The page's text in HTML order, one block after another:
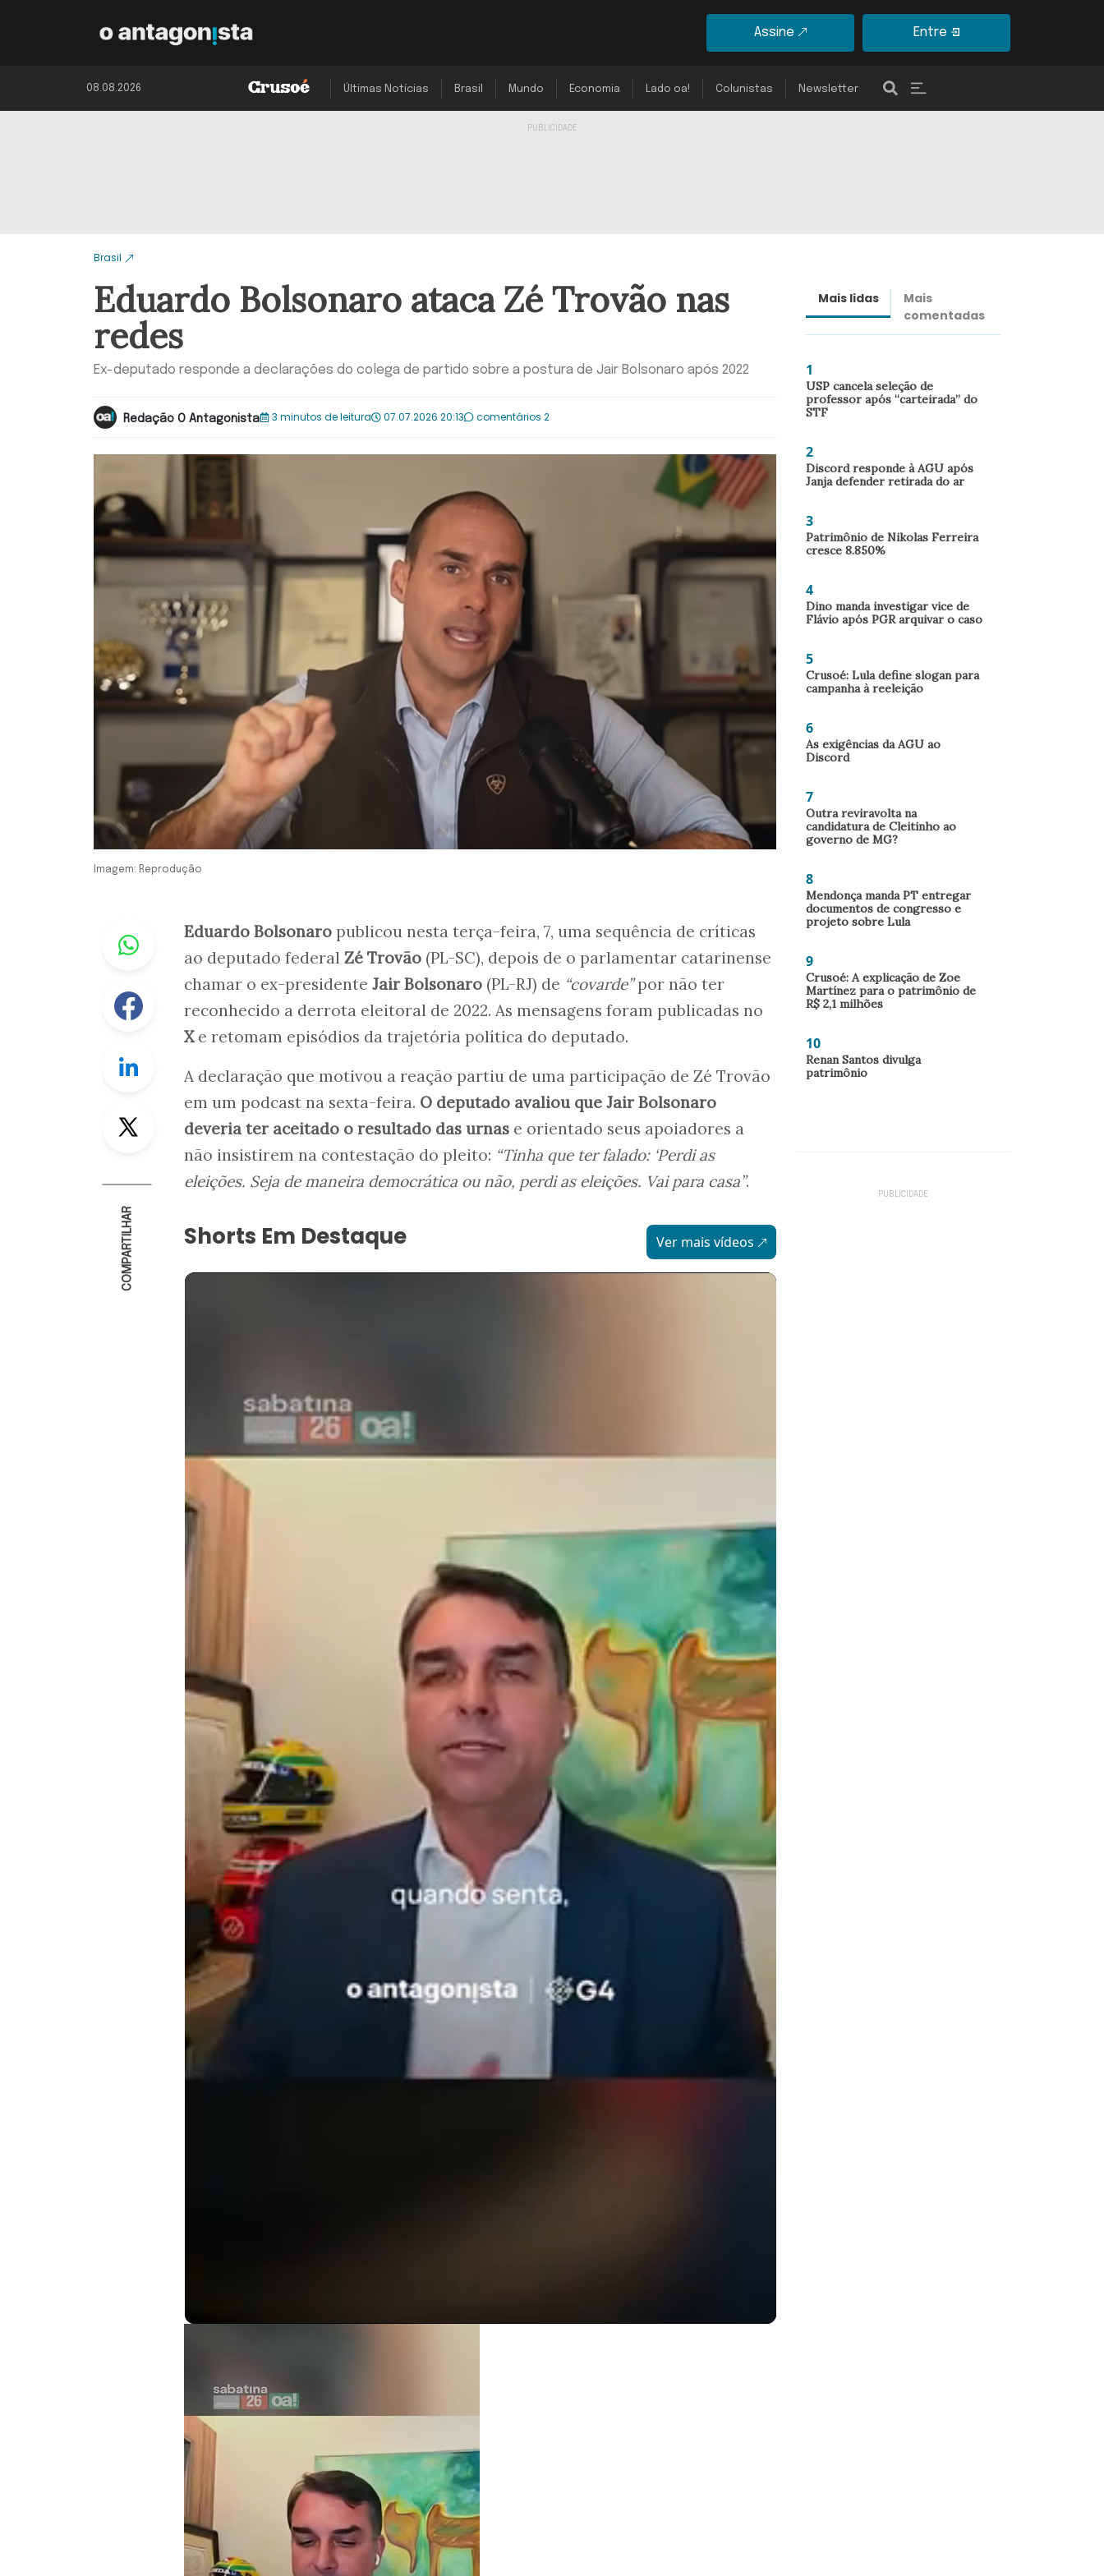
Assine Entre
08.08.2026 Últimas Notícias Brasil Mundo Economia Lado oa! Colunistas Newsletter
Brasil
Eduardo Bolsonaro ataca Zé Trovão nas
redes
Ex-deputado responde a declarações do colega de partido sobre a postura de Jair Bolsonaro após 2022
Redação O Antagonista 3 minutos de leitura 07.07.2026 20:13 comentários 2
Imagem: Reprodução
Whastapp
Facebook
Twitter
COMPARTILHAR
Eduardo Bolsonaro publicou nesta terça-feira, 7, uma sequência de críticas
ao deputado federal Zé Trovão (PL-SC), depois de o parlamentar catarinense
chamar o ex-presidente Jair Bolsonaro (PL-RJ) de “covarde”por não ter
reconhecido a derrota eleitoral de 2022. As mensagens foram publicadas no
Xe retomam episódios da trajetória política do deputado.
A declaração que motivou a reação partiu de uma participação de Zé Trovão
em um podcast na sexta-feira. O deputado avaliou que Jair Bolsonaro
deveria ter aceitado o resultado das urnas e orientado seus apoiadores a
não insistirem na contestação do pleito: “Tinha que ter falado: ‘Perdi as
eleições. Seja de maneira democrática ou não, perdi as eleições. Vai para casa”.
Shorts Em Destaque Ver mais vídeos
Mais lidas
Mais
comentadas
1
USP cancela seleção de
professor após “carteirada” do
STF
2
Discord responde à AGU após
Janja defender retirada do ar
3
Patrimônio de Nikolas Ferreira
cresce 8.850%
4
Dino manda investigar vice de
Flávio após PGR arquivar o caso
5
Crusoé: Lula define slogan para
campanha à reeleição
6
As exigências da AGU ao
Discord
7
Outra reviravolta na
candidatura de Cleitinho ao
governo de MG?
8
Mendonça manda PT entregar
documentos de congresso e
projeto sobre Lula
9
Crusoé: A explicação de Zoe
Martínez para o patrimônio de
R$ 2,1 milhões
10
Renan Santos divulga
patrimônio